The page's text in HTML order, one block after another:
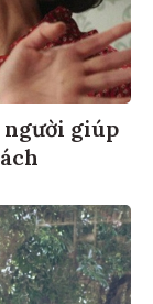
người giúp